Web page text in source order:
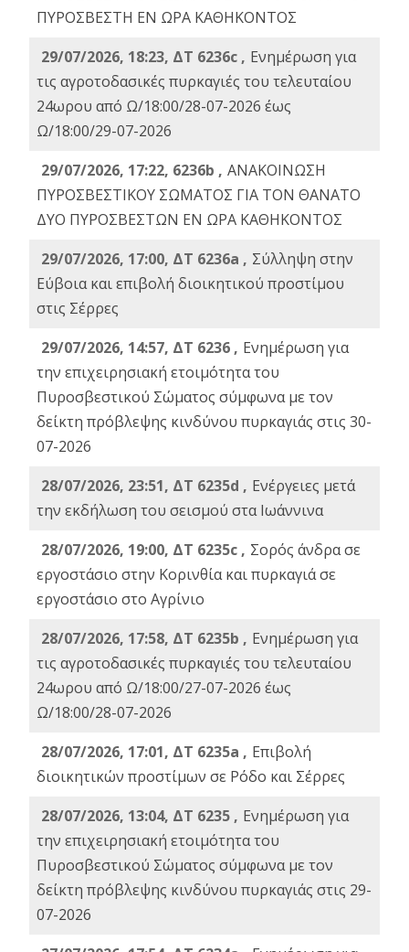
ΠΥΡΟΣΒΕΣΤΗ ΕΝ ΩΡΑ ΚΑΘΗΚΟΝΤΟΣ
29/07/2026, 18:23, ΔΤ 6236c , Ενημέρωση για
τις αγροτοδασικές πυρκαγιές του τελευταίου
24ωρου από Ω/18:00/28-07-2026 έως
Ω/18:00/29-07-2026
29/07/2026, 17:22, 6236b , ΑΝΑΚΟΙΝΩΣΗ
ΠΥΡΟΣΒΕΣΤΙΚΟΥ ΣΩΜΑΤΟΣ ΓΙΑ ΤΟΝ ΘΑΝΑΤΟ
ΔΥΟ ΠΥΡΟΣΒΕΣΤΩΝ ΕΝ ΩΡΑ ΚΑΘΗΚΟΝΤΟΣ
29/07/2026, 17:00, ΔΤ 6236a , Σύλληψη στην
Εύβοια και επιβολή διοικητικού προστίμου
στις Σέρρες
29/07/2026, 14:57, ΔΤ 6236 , Ενημέρωση για
την επιχειρησιακή ετοιμότητα του
Πυροσβεστικού Σώματος σύμφωνα με τον
δείκτη πρόβλεψης κινδύνου πυρκαγιάς στις 30-
07-2026
28/07/2026, 23:51, ΔΤ 6235d , Ενέργειες μετά
την εκδήλωση του σεισμού στα Ιωάννινα
28/07/2026, 19:00, ΔΤ 6235c , Σορός άνδρα σε
εργοστάσιο στην Κορινθία και πυρκαγιά σε
εργοστάσιο στο Αγρίνιο
28/07/2026, 17:58, ΔΤ 6235b , Ενημέρωση για
τις αγροτοδασικές πυρκαγιές του τελευταίου
24ωρου από Ω/18:00/27-07-2026 έως
Ω/18:00/28-07-2026
28/07/2026, 17:01, ΔΤ 6235a , Eπιβολή
διοικητικών προστίμων σε Ρόδο και Σέρρες
28/07/2026, 13:04, ΔΤ 6235 , Ενημέρωση για
την επιχειρησιακή ετοιμότητα του
Πυροσβεστικού Σώματος σύμφωνα με τον
δείκτη πρόβλεψης κινδύνου πυρκαγιάς στις 29-
07-2026